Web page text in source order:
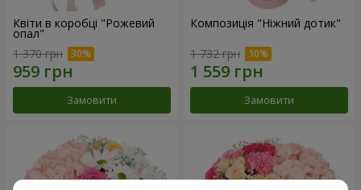
Квіти в коробці "Рожевий
опал"
1 370 грн
Замовити
Композиція "Ніжний дотик"
1 732 грн
Замовити